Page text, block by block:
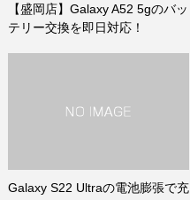
【盛岡店】Galaxy A52 5gのバッ
テリー交換を即日対応！
Galaxy S22 Ultraの電池膨張で充